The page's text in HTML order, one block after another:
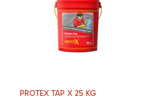
PROTEX TAP X 25 KG